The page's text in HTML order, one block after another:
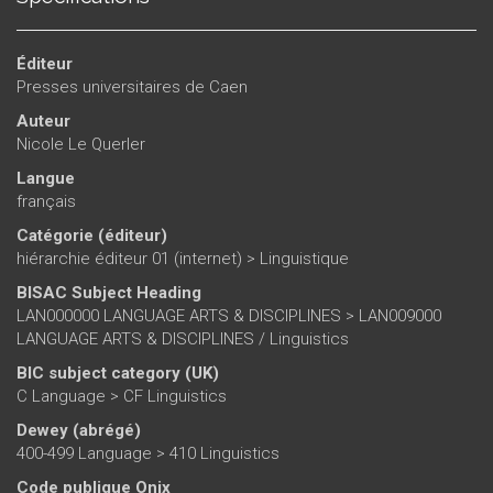
Éditeur
Presses universitaires de Caen
Auteur
Nicole Le Querler
Langue
français
Catégorie (éditeur)
hiérarchie éditeur 01 (internet) > Linguistique
BISAC Subject Heading
LAN000000 LANGUAGE ARTS & DISCIPLINES > LAN009000
LANGUAGE ARTS & DISCIPLINES / Linguistics
BIC subject category (UK)
C Language > CF Linguistics
Dewey (abrégé)
400-499 Language > 410 Linguistics
Code publique Onix